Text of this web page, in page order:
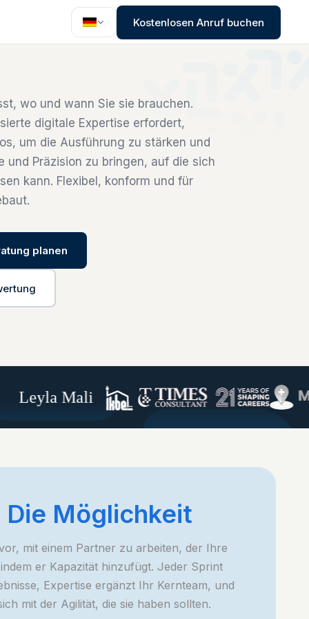
Kostenlosen Anruf buchen
wo und wann Sie sie brauchen.
digitale Expertise erfordert,
um die Ausführung zu stärken und
und Präzision zu bringen, auf die sich
kann. Flexibel, konform und für
planen
Mali
Die Möglichkeit
mit einem Partner zu arbeiten, der Ihre
er Kapazität hinzufügt. Jeder Sprint
Expertise ergänzt Ihr Kernteam, und
mit der Agilität, die sie haben sollten.